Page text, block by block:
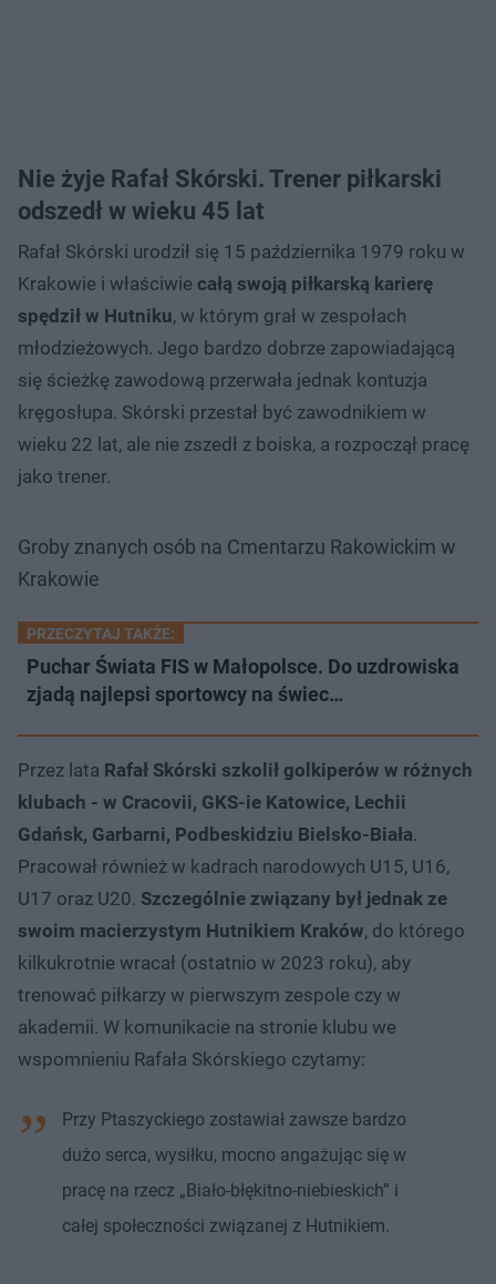
Nie żyje Rafał Skórski. Trener piłkarski
odszedł w wieku 45 lat
Rafał Skórski urodził się 15 października 1979 roku w
Krakowie i właściwie całą swoją piłkarską karierę
spędził w Hutniku, w którym grał w zespołach
młodzieżowych. Jego bardzo dobrze zapowiadającą
się ścieżkę zawodową przerwała jednak kontuzja
kręgosłupa. Skórski przestał być zawodnikiem w
wieku 22 lat, ale nie zszedł z boiska, a rozpoczął pracę
jako trener.
Groby znanych osób na Cmentarzu Rakowickim w
Krakowie
PRZECZYTAJ TAKŻE:
Puchar Świata FIS w Małopolsce. Do uzdrowiska
zjadą najlepsi sportowcy na świec…
Przez lata Rafał Skórski szkolił golkiperów w różnych
klubach - w Cracovii, GKS-ie Katowice, Lechii
Gdańsk, Garbarni, Podbeskidziu Bielsko-Biała.
Pracował również w kadrach narodowych U15, U16,
U17 oraz U20. Szczególnie związany był jednak ze
swoim macierzystym Hutnikiem Kraków, do którego
kilkukrotnie wracał (ostatnio w 2023 roku), aby
trenować piłkarzy w pierwszym zespole czy w
akademii. W komunikacie na stronie klubu we
wspomnieniu Rafała Skórskiego czytamy:
Przy Ptaszyckiego zostawiał zawsze bardzo
dużo serca, wysiłku, mocno angażując się w
pracę na rzecz „Biało-błękitno-niebieskich” i
całej społeczności związanej z Hutnikiem.